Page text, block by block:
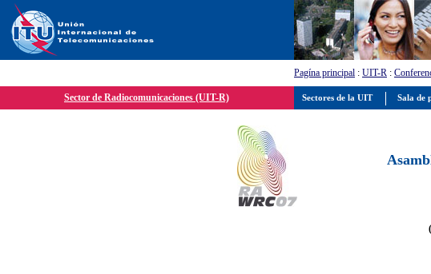
Pagína principal : UIT-R :
Sector de Radiocomunicaciones (UIT-R) Sectores de la UIT Sala de